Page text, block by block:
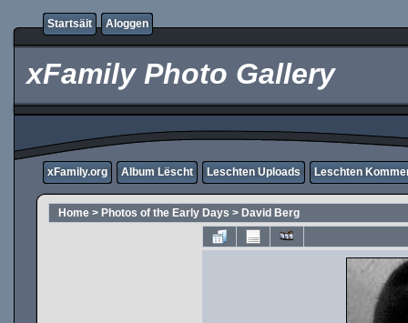
Startsäit Aloggen
xFamily Photo Gallery
xFamily.org Album Lëscht Leschten Uploads Leschten
Home > Photos of the Early Days > David Berg